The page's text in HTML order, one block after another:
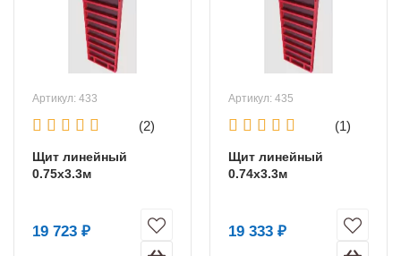
Артикул: 433
(2)
Щит линейный
0.75х3.3м
19 723 ₽
Артикул: 435
(1)
Щит линейный
0.74х3.3м
19 333 ₽